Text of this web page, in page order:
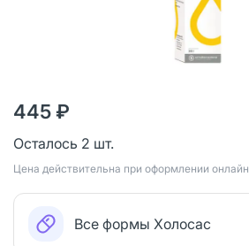
445 ₽
Осталось 2 шт.
Цена действительна при оформлении онлайн
Все формы Холосас